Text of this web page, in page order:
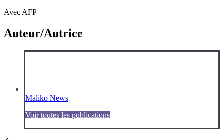
Avec AFP
Auteur/Autrice
Maliko News
Voir toutes les publications